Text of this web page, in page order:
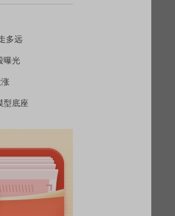
多远
曝光
型底座